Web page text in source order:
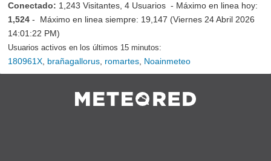
Conectado: 1,243 Visitantes, 4 Usuarios - Máximo en linea hoy:
1,524 - Máximo en linea siempre: 19,147 (Viernes 24 Abril 2026
14:01:22 PM)
Usuarios activos en los últimos 15 minutos:
180961X brañagallorus romartes Noainmeteo